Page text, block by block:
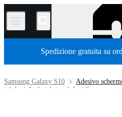
/
Spedizione gratuita su
Adesivo
Samsung Galaxy S10
telefoni Samsung
telefoni Android